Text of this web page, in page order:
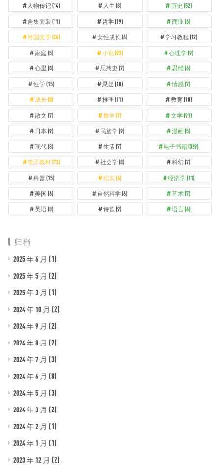
人物传记(14) 人生 (8) 历史 (52)
合集套装 (11) 哲学(19) 商业 (6)
外国文学(26) 女性成长 (6) 学习教程 (12)
家庭 (5) 小说 (93) 心理学(9)
心里 (8) 思想史 (7) 思维(6)
性学(15) 悬疑 (10) 情感(7)
成长 (8) 推理 (11) 教育(10)
散文 (7) 数学(7) 文学(91)
日本 (9) 民族学(9) 漫画(5)
现代(8) 生活(7) 电子书籍(329)
电子教材(73) 社会学(8) 科幻 (7)
科普(15) 纪实(6) 经济学(11)
美国 (6) 自然科学(6) 艺术(7)
英语(8) 诗歌 (9) 语言(6)
归档
2025 年 6 月 (1)
2025 年 5 月 (2)
2025 年 3 月 (1)
2024 年 10 月 (2)
2024 年 9 月 (2)
2024 年 8 月 (2)
2024 年 7 月 (3)
2024 年 6 月 (8)
2024 年 5 月 (3)
2024 年 3 月 (2)
2024 年 2 月 (1)
2024 年 1 月 (1)
2023 年 12 月 (2)